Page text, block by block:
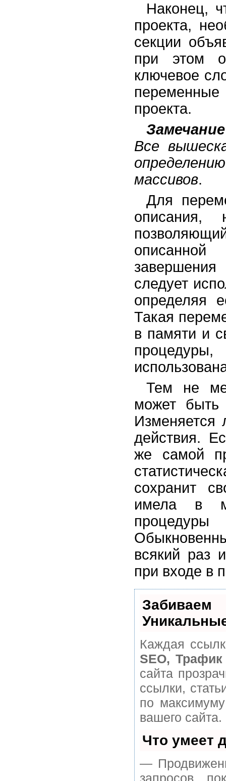
Наконец,
проекта,
секции
при этом
ключевое
проекта.
Замечание
Все
массивов.
Для
следует
определяя
Такая
в памяти и
Тем не
может быть
действия.
же самой
сохранит
имела в
всякий раз
при входе в
Каждая
SEO,
сайта
ссылки,
по
вашего сайта.
Что умеет
—
запросов,